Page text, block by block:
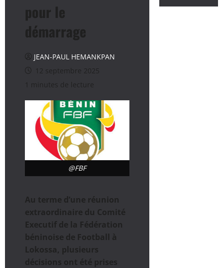
pour le
démarrage
JEAN-PAUL HEMANKPAN
12 septembre 2025
1 minutes de lecture
@FBF
Au terme d’une réunion
extraordinaire du Comité
Executif de la Fédération
béninoise de Football à
Lokossa, plusieurs
décisions ont été prises